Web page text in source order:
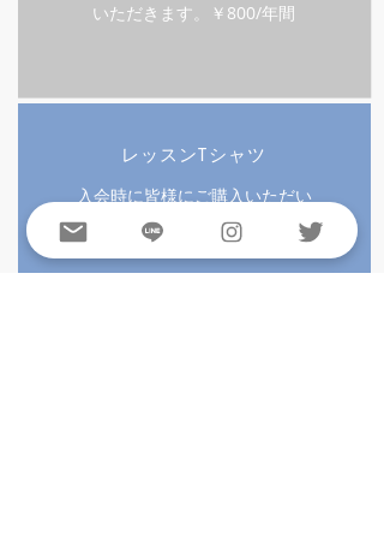
いただきます。￥800/年間
​レッスンTシャツ
​入会時に皆様にご購入いただい
ております。（初回のみ）